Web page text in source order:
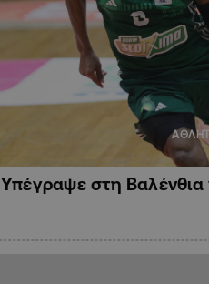
Υπέγραψε στη Βαλένθια